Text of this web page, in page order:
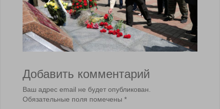
Добавить комментарий
Ваш адрес email не будет опубликован.
Обязательные поля помечены *